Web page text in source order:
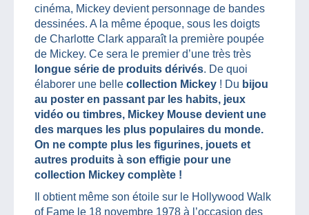
cinéma, Mickey devient personnage de bandes
dessinées. A la même époque, sous les doigts
de Charlotte Clark apparaît la première poupée
de Mickey. Ce sera le premier d’une très très
longue série de produits dérivés. De quoi
élaborer une belle collection Mickey ! Du bijou
au poster en passant par les habits, jeux
vidéo ou timbres, Mickey Mouse devient une
des marques les plus populaires du monde.
On ne compte plus les figurines, jouets et
autres produits à son effigie pour une
collection Mickey complète !
Il obtient même son étoile sur le Hollywood Walk
of Fame le 18 novembre 1978 à l’occasion des